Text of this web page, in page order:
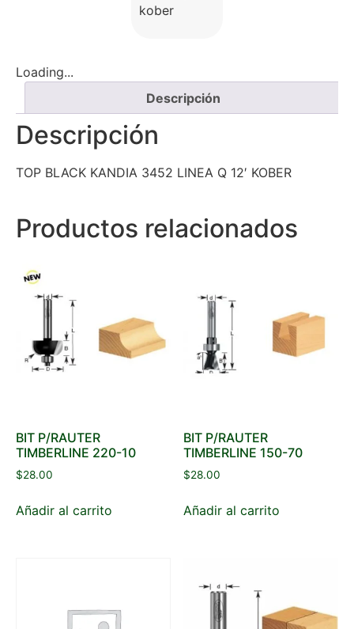
kober
Loading...
Descripción
Descripción
TOP BLACK KANDIA 3452 LINEA Q 12′ KOBER
Productos relacionados
BIT P/RAUTER
TIMBERLINE 220-10
$28.00
Añadir al carrito
BIT P/RAUTER
TIMBERLINE 150-70
$28.00
Añadir al carrito